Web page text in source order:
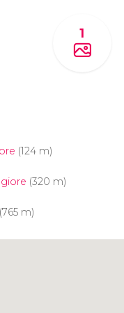
1
(124 m)
(320 m)
(765 m)